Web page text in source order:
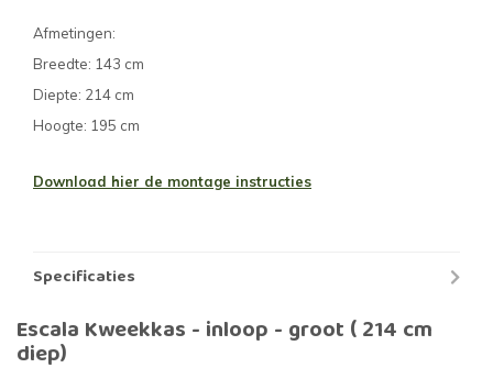
Afmetingen:
Breedte: 143 cm
Diepte: 214 cm
Hoogte: 195 cm
Download hier de montage instructies
Specificaties
Escala Kweekkas - inloop - groot ( 214 cm
diep)